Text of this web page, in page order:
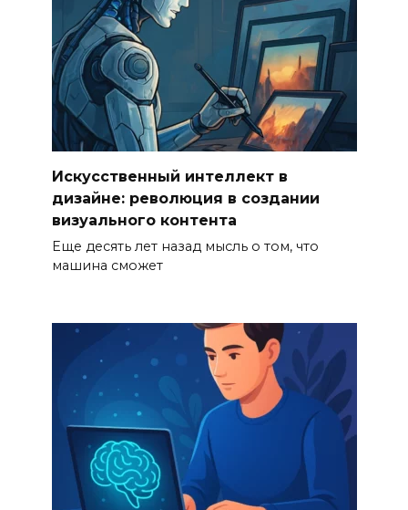
Искусственный интеллект в
дизайне: революция в создании
визуального контента
Еще десять лет назад мысль о том, что
машина сможет